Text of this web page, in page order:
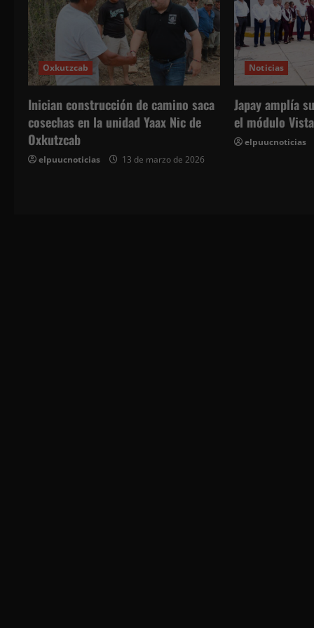
i
ó
n
d
e
e
Oxkutzcab
Inician construcción de camino saca
cosechas en la unidad Yaax Nic de
Oxkutzcab
elpuucnoticias 13 de marzo de 2026
Noticias
Japay amplía
el módulo
elpuucnoticias